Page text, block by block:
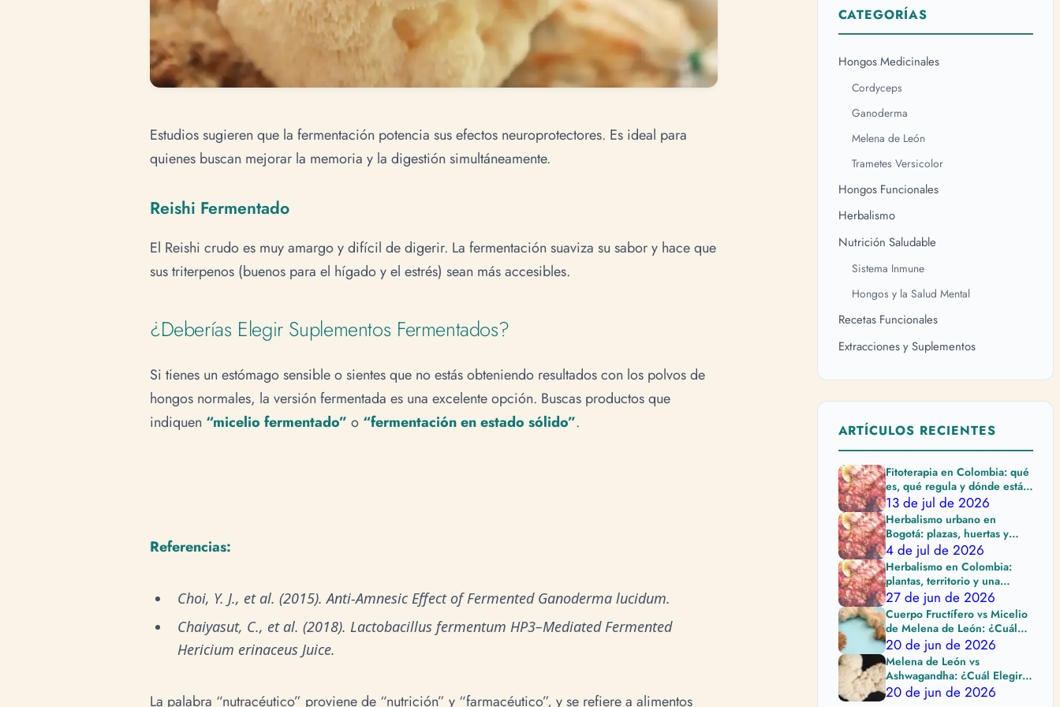
Estudios sugieren que la fermentación potencia sus efectos neuroprotectores. Es ideal para
quienes buscan mejorar la memoria y la digestión simultáneamente.
Reishi Fermentado
El Reishi crudo es muy amargo y difícil de digerir. La fermentación suaviza su sabor y hace que
sus triterpenos (buenos para el hígado y el estrés) sean más accesibles.
¿Deberías Elegir Suplementos Fermentados?
Si tienes un estómago sensible o sientes que no estás obteniendo resultados con los polvos de
hongos normales, la versión fermentada es una excelente opción. Buscas productos que
indiquen “micelio fermentado” o “fermentación en estado sólido”.
Referencias:
Choi, Y. J., et al. (2015). Anti-Amnesic Effect of Fermented Ganoderma lucidum.
Chaiyasut, C., et al. (2018). Lactobacillus fermentum HP3–Mediated Fermented
Hericium erinaceus Juice.
La palabra “nutracéutico” proviene de “nutrición” y “farmacéutico”, y se refiere a alimentos
CATEGORÍAS
Hongos Medicinales
Cordyceps
Ganoderma
Melena de León
Trametes Versicolor
Hongos Funcionales
Herbalismo
Nutrición Saludable
Sistema Inmune
Hongos y la Salud Mental
Recetas Funcionales
Extracciones y Suplementos
ARTÍCULOS RECIENTES
Fitoterapia en Colombia: qué
es, qué regula y dónde están
sus límites
13 de jul de 2026
Herbalismo urbano en
Bogotá: plazas, huertas y
cuidado al elegir plantas
4 de jul de 2026
Herbalismo en Colombia:
plantas, territorio y una
práctica que pide cuidado
27 de jun de 2026
Cuerpo Fructífero vs Micelio
de Melena de León: ¿Cuál
Comprar?
20 de jun de 2026
Melena de León vs
Ashwagandha: ¿Cuál Elegir
Según tu Objetivo?
20 de jun de 2026